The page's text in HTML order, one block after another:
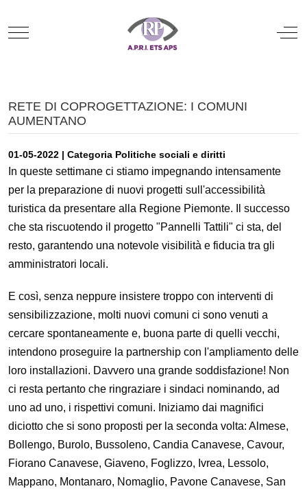
Mobile Menu Toggle Off-
RETE DI COPROGETTAZIONE: I COMUNI
AUMENTANO
01-05-2022 | Categoria Politiche sociali e diritti
In queste settimane ci stiamo impegnando intensamente
per la preparazione di nuovi progetti sull'accessibilità
turistica da presentare alla Regione Piemonte. Il successo
che sta riscuotendo il progetto "Pannelli Tattili" ci sta, del
resto, garantendo una notevole visibilità e fiducia tra gli
amministratori locali.
E così, senza neppure insistere troppo con interventi di
sensibilizzazione, molti nuovi comuni ci sono venuti a
cercare spontaneamente e, buona parte di quelli vecchi,
intendono proseguire la partnership con l'ampliamento delle
loro installazioni. Davvero una grande soddisfazione! Non
ci resta pertanto che ringraziare i sindaci nominando, ad
uno ad uno, i rispettivi comuni. Iniziamo dai magnifici
diciotto che si sono proposti per la seconda volta: Almese,
Bollengo, Burolo, Bussoleno, Candia Canavese, Cavour,
Fiorano Canavese, Giaveno, Foglizzo, Ivrea, Lessolo,
Mappano, Montanaro, Nomaglio, Pavone Canavese, San